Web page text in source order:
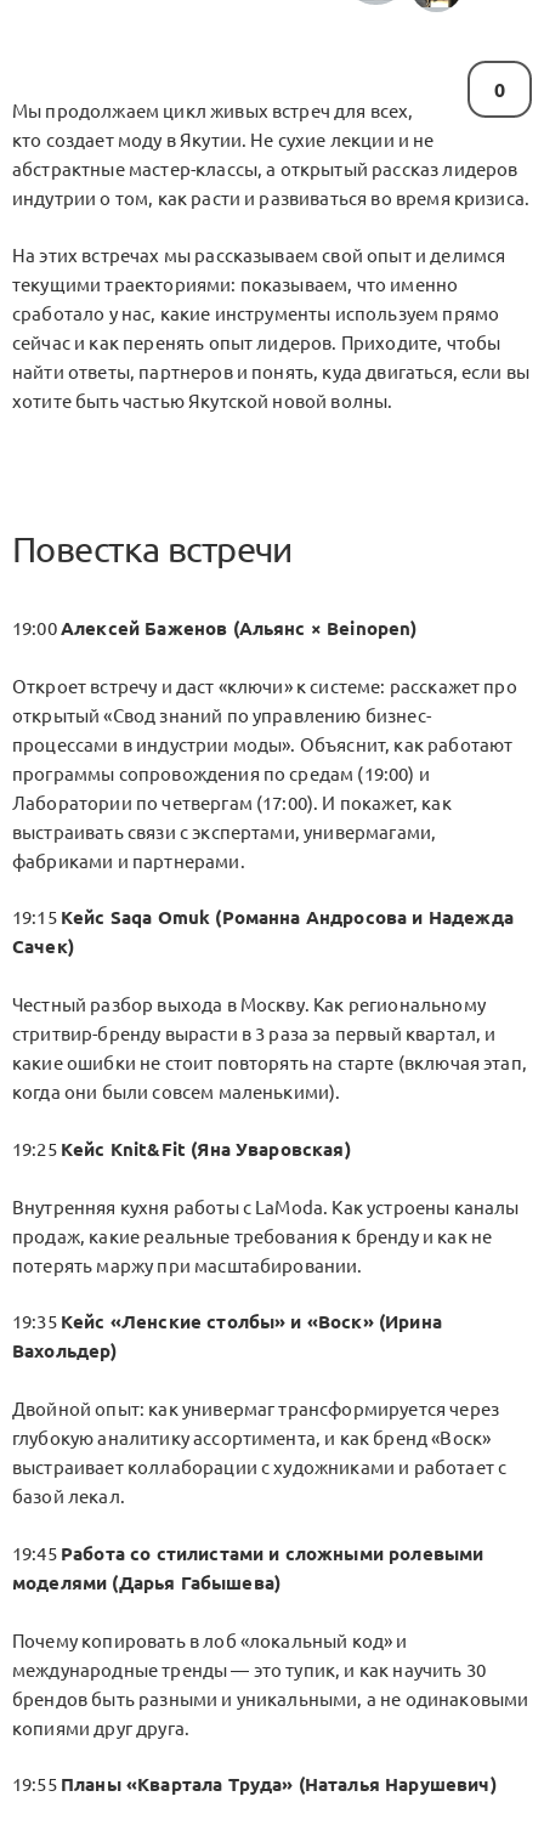
0
Мы продолжаем цикл живых встреч для всех,
кто создает моду в Якутии. Не сухие лекции и не
абстрактные мастер-классы, а открытый рассказ лидеров
индутрии о том, как расти и развиваться во время кризиса.
На этих встречах мы рассказываем свой опыт и делимся
текущими траекториями: показываем, что именно
сработало у нас, какие инструменты используем прямо
сейчас и как перенять опыт лидеров. Приходите, чтобы
найти ответы, партнеров и понять, куда двигаться, если вы
хотите быть частью Якутской новой волны.
Повестка встречи
19:00Алексей Баженов (Альянс × Beinopen)
Откроет встречу и даст «ключи» к системе: расскажет про
открытый «Свод знаний по управлению бизнес-
процессами в индустрии моды». Объяснит, как работают
программы сопровождения по средам (19:00) и
Лаборатории по четвергам (17:00). И покажет, как
выстраивать связи с экспертами, универмагами,
фабриками и партнерами.
19:15 Кейс Saqa Omuk (Романна Андросова и Надежда
Сачек)
Честный разбор выхода в Москву. Как региональному
стритвир-бренду вырасти в 3 раза за первый квартал, и
какие ошибки не стоит повторять на старте (включая этап,
когда они были совсем маленькими).
19:25 Кейс Knit&Fit (Яна Уваровская)
Внутренняя кухня работы с LaModa. Как устроены каналы
продаж, какие реальные требования к бренду и как не
потерять маржу при масштабировании.
19:35 Кейс «Ленские столбы» и «Воск» (Ирина
Вахольдер)
Двойной опыт: как универмаг трансформируется через
глубокую аналитику ассортимента, и как бренд «Воск»
выстраивает коллаборации с художниками и работает с
базой лекал.
19:45 Работа со стилистами и сложными ролевыми
моделями (Дарья Габышева)
Почему копировать в лоб «локальный код» и
международные тренды — это тупик, и как научить 30
брендов быть разными и уникальными, а не одинаковыми
копиями друг друга.
19:55 Планы «Квартала Труда» (Наталья Нарушевич)